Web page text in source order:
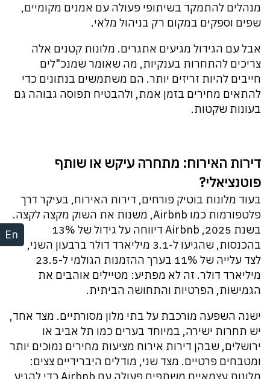
En
מנהלים להתמקד בשיתופי פעולה עם אמנים מקומיים,
שפים וספקים במקום רק בניהול מלאי.
אבל עם הגידול מגיעים אתגרים. מלונות קטנים אלה
צריכים להתחרות בענקיות, מה שאומר שמנכ"לים
חייבים להיות זריזים יותר. הם משתמשים בנתונים כדי
להתאים מחירים בזמן אמת, ולהבטיח תפוסה גבוהה גם
בעונות שקטות.
דירות האירוח: מתחרה עיקש או שותף
פוטנציאלי?
בעוד מלונות בוטיק פורחים, דירות האירוח, בעיקר דרך
פלטפורמות כמו Airbnb, משנות את השוק מקצה לקצה.
בשנת 2025, Airbnb דיווחה על גידול של 13%
בהכנסות, שהגיעו ל-3.1 מיליארד דולר ברבעון השני,
לצד עלייה של 11% בערך ההזמנות הגולמי ל-23.5
מיליארד דולר. זה לא מפתיע: מטיילים אוהבים את
הגמישות, הפרטיות והתחושה הביתית.
ישנה השפעה מורכבת על בתי מלון מסורתיים. מצד אחד,
יש תחרות ישירה, במיוחד בערים כמו תל אביב או
ירושלים, שבהן דירות אירוח מציעות מחירים נמוכים יותר
ומטבחים פרטיים. מצד שני, מודלים היברידיים צצים: